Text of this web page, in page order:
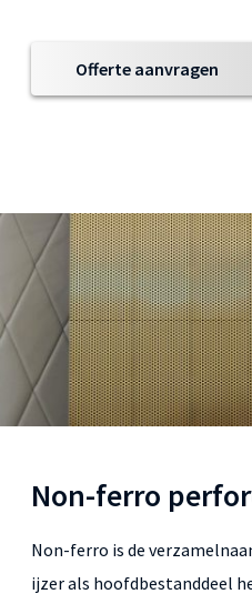
Offerte aanvragen
Non-ferro
Non-ferro is de
ijzer als hoofdbestanddeel